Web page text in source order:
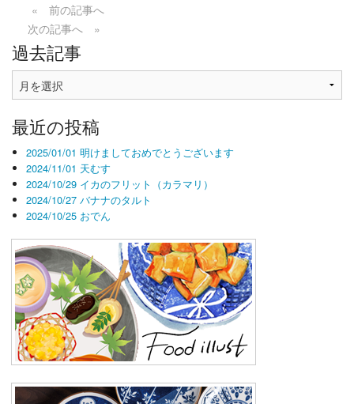
« 前の記事へ
次の記事へ »
過去記事
去
事
最近の投稿
2025/01/01 明けましておめでとうございます
2024/11/01 天むす
2024/10/29 イカのフリット（カラマリ）
2024/10/27 バナナのタルト
2024/10/25 おでん